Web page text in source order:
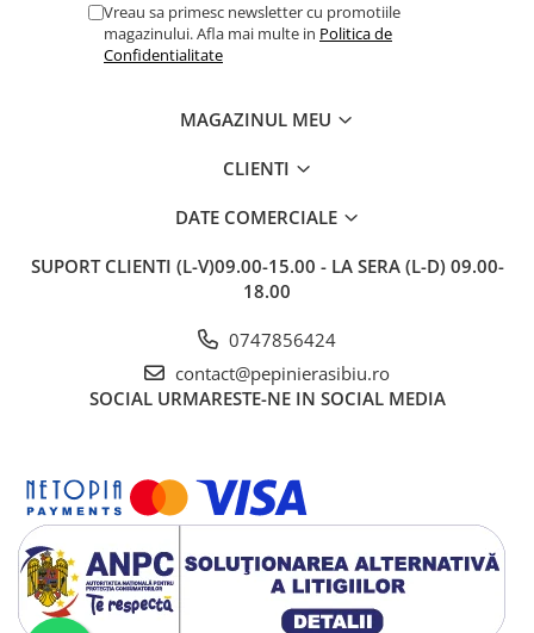
Vreau sa primesc newsletter cu promotiile
magazinului. Afla mai multe in Politica de
Confidentialitate
MAGAZINUL MEU
CLIENTI
DATE COMERCIALE
SUPORT CLIENTI (L-V)09.00-15.00 - LA SERA (L-D) 09.00-
18.00
0747856424
contact@pepinierasibiu.ro
SOCIAL URMARESTE-NE IN SOCIAL MEDIA